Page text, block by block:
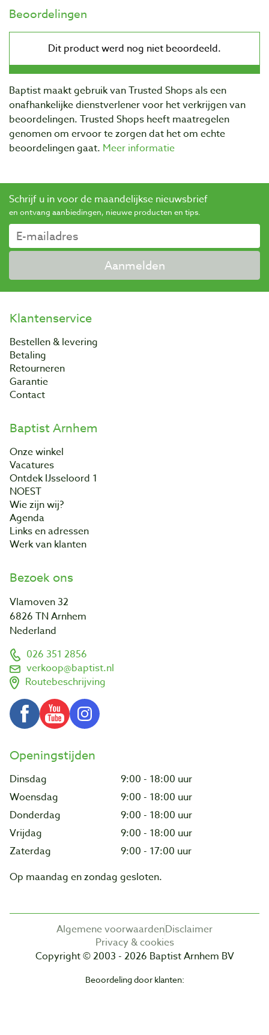
Beoordelingen
Baptist maakt gebruik van Trusted Shops als een
onafhankelijke dienstverlener voor het verkrijgen van
beoordelingen. Trusted Shops heeft maatregelen
genomen om ervoor te zorgen dat het om echte
beoordelingen gaat. Meer informatie
Schrijf u in voor de maandelijkse nieuwsbrief
en ontvang aanbiedingen, nieuwe producten en tips.
Aanmelden
Klantenservice
Bestellen & levering
Betaling
Retourneren
Garantie
Contact
Baptist Arnhem
Onze winkel
Vacatures
Ontdek IJsseloord 1
NOEST
Wie zijn wij?
Agenda
Links en adressen
Werk van klanten
Bezoek ons
Vlamoven 32
6826 TN Arnhem
Nederland
026 351 2856
verkoop@baptist.nl
Routebeschrijving
Openingstijden
Dinsdag
9:00 - 18:00 uur
Woensdag
9:00 - 18:00 uur
Donderdag
9:00 - 18:00 uur
Vrijdag
9:00 - 18:00 uur
Zaterdag
9:00 - 17:00 uur
Op maandag en zondag gesloten.
Algemene voorwaardenDisclaimer
Privacy & cookies
Copyright © 2003 - 2026 Baptist Arnhem BV
Beoordeling door klanten: